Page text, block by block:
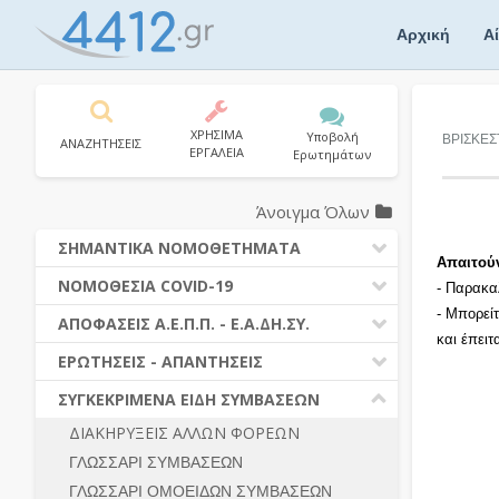
Αρχική
-
-
και
ΑΝΑΖΗΤΗΣΕΙΣ
ΧΡΗΣΙΜΑ
ΕΡΓΑΛΕΙΑ
Υποβολή
Ερωτημάτων
Άνοιγμα Όλων
ΣΗΜΑΝΤΙΚΑ ΝΟΜΟΘΕΤΗΜΑΤΑ
ΔΗΜΟΣΙΕΣ ΣΥΜΒΑΣΕΙΣ (Ν. 4412/2016)
ΔΗΜΟΤΙΚΟΣ ΚΩΔΙΚΑΣ (Ν.3463/2006)
ΚΑΛΛΙΚΡΑΤΗΣ (Ν.3852/2010)
ΝΟΜΟΘΕΣΙΑ - ΝΟΜΟΛΟΓΙΑ (ΣΥΝΟΛΟ)
ΝΟΜΟΘΕΣΙΑ COVID-19
ΝΟΜΟΘΕΣΙΑ - ΝΟΜΟΛΟΓΙΑ COVID -19
ΕΡΩΤΗΣΕΙΣ - ΑΠΑΝΤΗΣΕΙΣ
ΑΠΟΦΑΣΕΙΣ Α.Ε.Π.Π. - Ε.Α.ΔΗ.ΣΥ.
ΠΡΟΔΙΚΑΣΤΙΚΗ ΠΡΟΣΦΥΓΗ
ΓΕΝΙΚΟΙ ΚΑΝΟΝΕΣ
ΔΙΚΑΙΟΥΜΕΝΟΙ ΣΥΜΜΕΤΟΧΗΣ
ΠΡΟΣΦΟΡΕΣ – ΔΙΚΑΙΟΛΟΓΗΤΙΚΑ
ΣΥΜΜΕΤΟΧΗΣ
ΕΡΩΤΗΣΕΙΣ - ΑΠΑΝΤΗΣΕΙΣ
Ν. 4782/2021 - ΤΡΟΠΟΠΟΙΗΣΗ
4412/2016
ΔΙΕΞΑΓΩΓΗ ΔΙΑΔΙΚΑΣΙΑΣ
ΔΙΑΔΙΚΑΣΙΕΣ ΑΝΑΘΕΣΗΣ
ΣΥΓΚΕΚΡΙΜΕΝΑ ΕΙΔΗ ΣΥΜΒΑΣΕΩΝ
ΔΙΑΚΗΡΥΞΕΙΣ ΑΛΛΩΝ ΦΟΡΕΩΝ
ΓΛΩΣΣΑΡΙ ΣΥΜΒΑΣΕΩΝ
ΓΛΩΣΣΑΡΙ ΟΜΟΕΙΔΩΝ ΣΥΜΒΑΣΕΩΝ